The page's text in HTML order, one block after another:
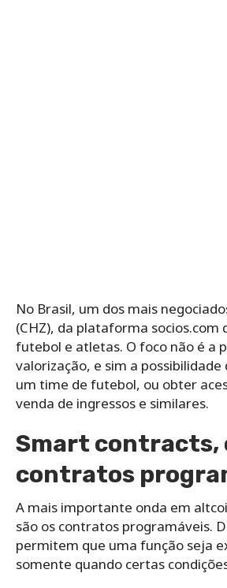
No Brasil, um dos mais
(CHZ), da plataforma socios.com
futebol e atletas. O foco não é a
valorização, e sim a
um time de futebol, ou obter
venda de ingressos e similares.
Smart contracts,
contratos
A mais importante onda em
são os contratos programáveis.
permitem que uma função seja
somente quando certas